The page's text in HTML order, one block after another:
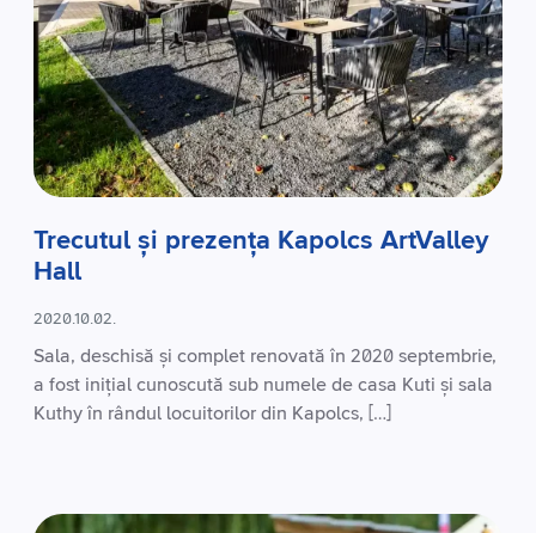
Trecutul și prezența Kapolcs ArtValley
Hall
2020.10.02.
Sala, deschisă și complet renovată în 2020 septembrie,
a fost inițial cunoscută sub numele de casa Kuti și sala
Kuthy în rândul locuitorilor din Kapolcs, […]